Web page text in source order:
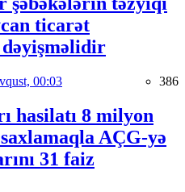
ticarət
dəyişməlidir
00:03 386
hasilatı 8 milyon
AÇG-yə
31 faiz